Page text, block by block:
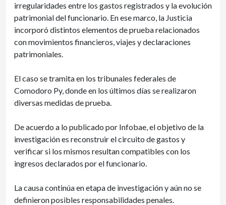
irregularidades entre los gastos registrados y la evolución
patrimonial del funcionario. En ese marco, la Justicia
incorporó distintos elementos de prueba relacionados
con movimientos financieros, viajes y declaraciones
patrimoniales.
El caso se tramita en los tribunales federales de
Comodoro Py, donde en los últimos días se realizaron
diversas medidas de prueba.
De acuerdo a lo publicado por Infobae, el objetivo de la
investigación es reconstruir el circuito de gastos y
verificar si los mismos resultan compatibles con los
ingresos declarados por el funcionario.
La causa continúa en etapa de investigación y aún no se
definieron posibles responsabilidades penales.